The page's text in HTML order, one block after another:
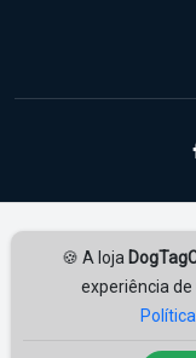
🍪 A loja
experiência